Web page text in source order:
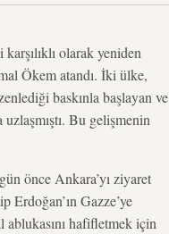
olarak yeniden
Ökem atandı. İki ülke,
baskınla başlayan ve
Bu gelişmenin
önce Ankara’yı ziyaret
Erdoğan’ın Gazze’ye
ablukasını hafifletmek için